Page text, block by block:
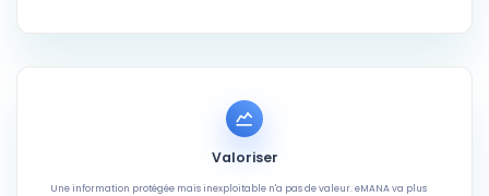
Valoriser
Une information protégée mais inexploitable n'a pas de valeur. eMANA va plus